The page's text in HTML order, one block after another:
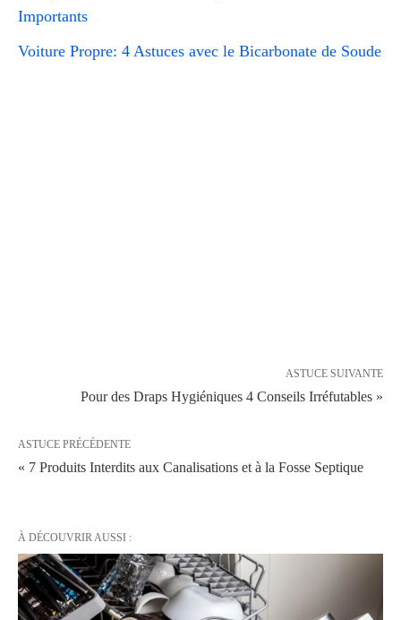
Importants
Voiture Propre: 4 Astuces avec le Bicarbonate de Soude
ASTUCE SUIVANTE
Pour des Draps Hygiéniques 4 Conseils Irréfutables »
ASTUCE PRÉCÉDENTE
« 7 Produits Interdits aux Canalisations et à la Fosse Septique
À DÉCOUVRIR AUSSI :